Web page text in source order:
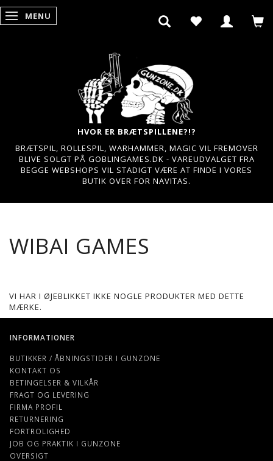
SKIFTE NAVIGATION
MENU
HVOR ER BRÆTSPILLENE?!?
BRÆTSPIL, ROLLESPIL, WARHAMMER, MAGIC VIL FREMOVER
BLIVE SOLGT PÅ GOBLINGAMES.DK - VAREUDVALGET FRA
BEGGE WEBSHOPS VIL STADIGT VÆRE AT FINDE I VORES
BUTIK OVER FOR NAVITAS.
WIBAI GAMES
VI HAR I ØJEBLIKKET IKKE NOGLE PRODUKTER MED DETTE
MÆRKE.
INFORMATIONER
BUTIKKER / ÅBNINGSTIDER I GUNZONE
KONTAKT OS
BETINGELSER & VILKÅR
FRAGT OG LEVERING
FIRMA PROFIL
RETURNERING
FORTROLIGHED
JOB OG PRAKTIK I GUNZONE
OVERSIGT